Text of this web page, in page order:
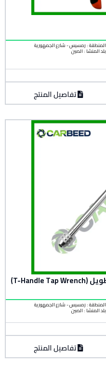
المنطقة : رمسيس - شارع الجمهورية
بلد المنشأ :الصين
تفاصيل المنتج
المنطقة : رمسيس - شارع الجمهورية
بلد المنشأ :الصين
تفاصيل المنتج